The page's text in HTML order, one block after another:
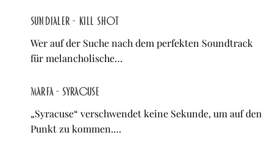
Sundialer - Kill Shot
Wer auf der Suche nach dem perfekten Soundtrack
für melancholische…
Marfa - Syracuse
„Syracuse“ verschwendet keine Sekunde, um auf den
Punkt zu kommen.…